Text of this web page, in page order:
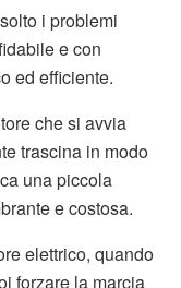
i problemi
e con
ed efficiente.
che si avvia
trascina in modo
una piccola
e costosa.
elettrico, quando
forzare la marcia